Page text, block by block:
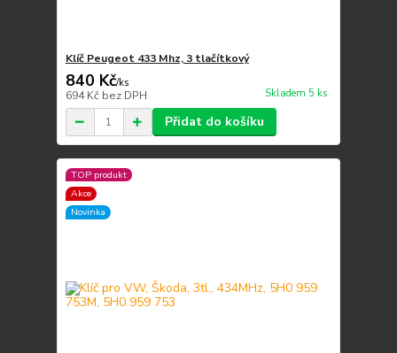
Klíč Peugeot 433 Mhz, 3 tlačítkový
840 Kč/ks
694 Kč bez DPH Skladem 5 ks
Přidat do košíku
TOP produkt
Akce
Novinka